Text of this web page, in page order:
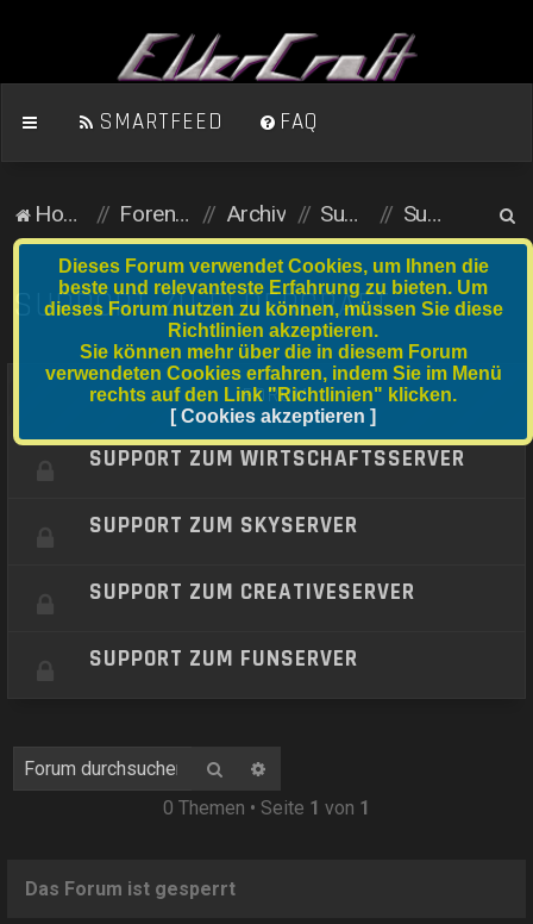
SMARTFEED FAQ
Homepage Foren-Übersicht Archiv Support Support zu ElderCraft
u
SUPPORT ZU ELDERCRAFT
FORUM
SUPPORT ZUM WIRTSCHAFTSSERVER
SUPPORT ZUM SKYSERVER
SUPPORT ZUM CREATIVESERVER
SUPPORT ZUM FUNSERVER
Suche
0 Themen • Seite 1 von 1
Das Forum ist gesperrt
Dieses Forum verwendet Cookies, um Ihnen die
beste und relevanteste Erfahrung zu bieten. Um
dieses Forum nutzen zu können, müssen Sie diese
Richtlinien akzeptieren.
Sie können mehr über die in diesem Forum
verwendeten Cookies erfahren, indem Sie im Menü
rechts auf den Link "Richtlinien" klicken.
[ Cookies akzeptieren ]